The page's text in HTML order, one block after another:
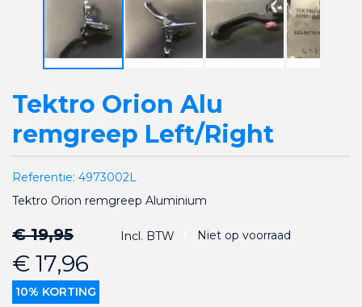
Tektro Orion Alu
remgreep Left/Right
Referentie: 4973002L
Tektro Orion remgreep Aluminium
€ 19,95
€ 17,96
10% KORTING
Incl. BTW Niet op voorraad